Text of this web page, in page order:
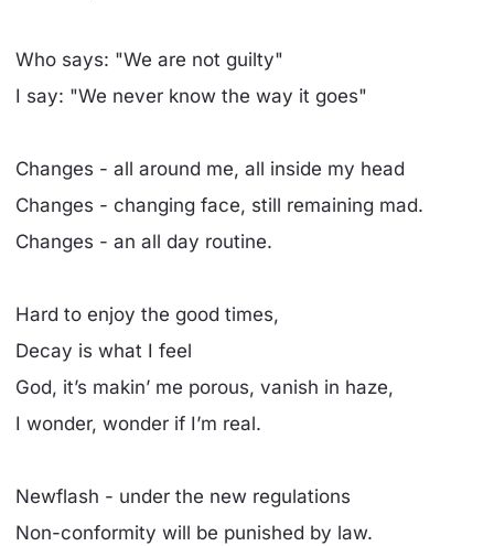
Who says: "We are not guilty"
I say: "We never know the way it goes"
Changes - all around me, all inside my head
Changes - changing face, still remaining mad.
Changes - an all day routine.
Hard to enjoy the good times,
Decay is what I feel
God, it’s makin’ me porous, vanish in haze,
I wonder, wonder if I’m real.
Newflash - under the new regulations
Non-conformity will be punished by law.